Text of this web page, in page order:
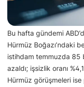
Bu hafta gündemi
Hürmüz Boğazı’ndaki
istihdam temmuzda 85
azaldı; işsizlik oranı
Hürmüz görüşmeleri